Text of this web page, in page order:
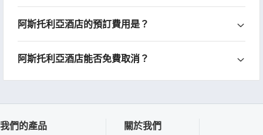
阿斯托利亞酒店的預訂費用是？
阿斯托利亞酒店能否免費取消？
我們的產品 關於我們